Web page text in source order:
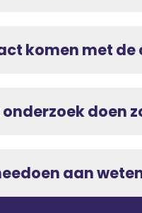
komen met de
doen
aan